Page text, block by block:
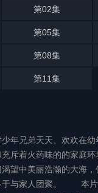
第02集
第05集
第08集
第11集
年兄弟天天、欢欢在
斥着火药味的的家庭
望中美丽浩瀚的大海，
于与家人团聚。 本片